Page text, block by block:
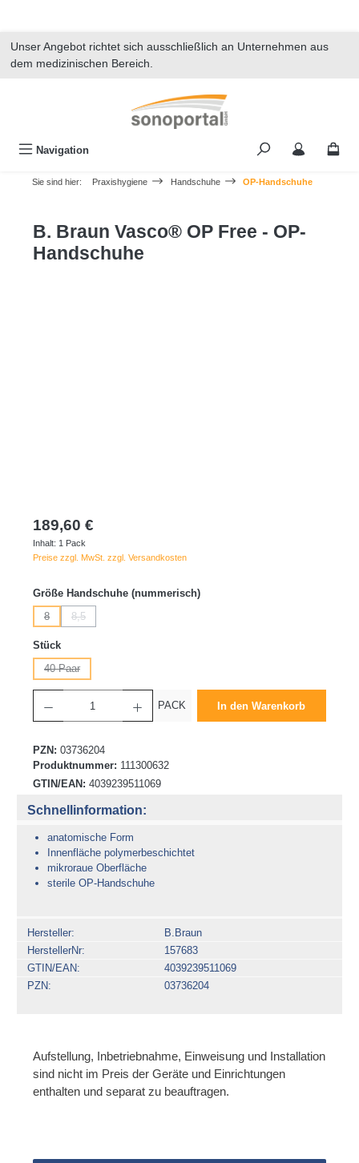
Unser Angebot richtet sich ausschließlich an Unternehmen aus
dem medizinischen Bereich.
Navigation
Sie sind hier: Praxishygiene Handschuhe OP-Handschuhe
B. Braun Vasco® OP Free - OP-
Handschuhe
189,60 €
Inhalt: 1 Pack
Preise zzgl. MwSt. zzgl. Versandkosten
Größe Handschuhe (nummerisch)auswählen
8
(Diese Option ist zurzeit nicht verfügbar.)
8,5
(Diese Option ist zurzeit nicht verfügbar.)
Stückauswählen
40 Paar
PACK In den Warenkorb
PZN: 03736204
Produktnummer: 111300632
GTIN/EAN: 4039239511069
Schnellinformation:
anatomische Form
Innenfläche polymerbeschichtet
mikroraue Oberfläche
sterile OP-Handschuhe
Hersteller
B.Braun
HerstellerNr
157683
GTIN/EAN
4039239511069
PZN
03736204
Aufstellung, Inbetriebnahme, Einweisung und Installation
sind nicht im Preis der Geräte und Einrichtungen
enthalten und separat zu beauftragen.